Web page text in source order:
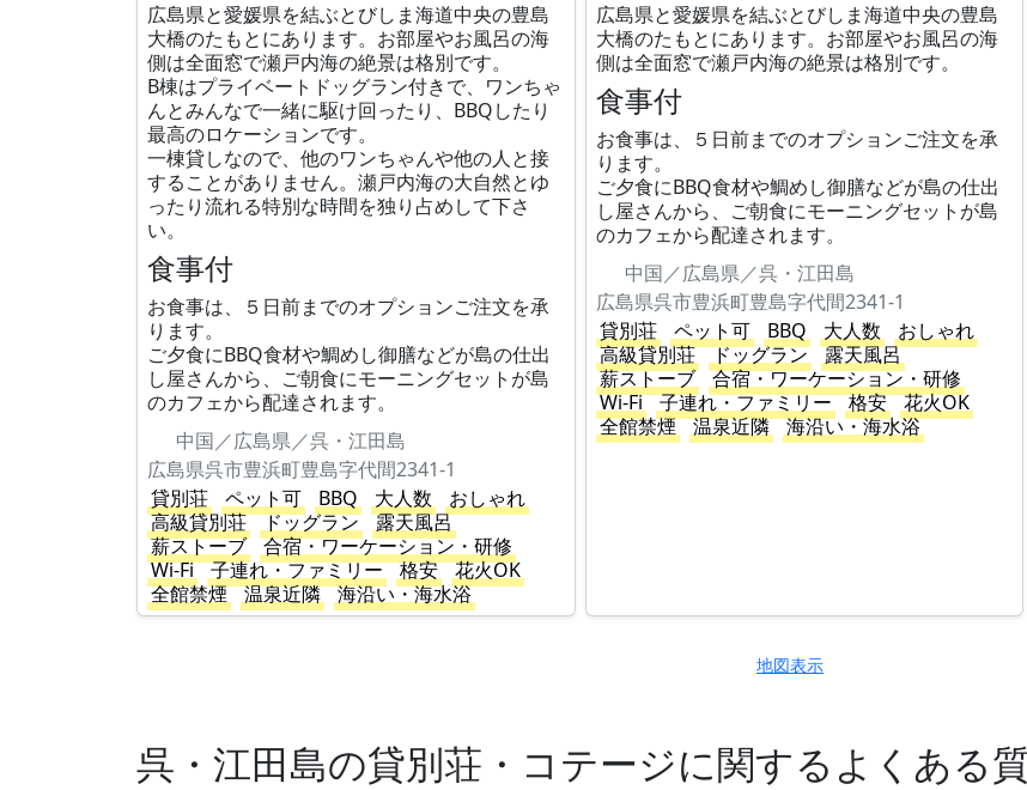
広島県と愛媛県を結ぶとびしま海道中央の豊島
大橋のたもとにあります。お部屋やお風呂の海
側は全面窓で瀬戸内海の絶景は格別です。
B棟はプライベートドッグラン付きで、ワンちゃ
んとみんなで一緒に駆け回ったり、BBQしたり
最高のロケーションです。
一棟貸しなので、他のワンちゃんや他の人と接
することがありません。瀬戸内海の大自然とゆ
ったり流れる特別な時間を独り占めして下さ
い。
食事付
お食事は、５日前までのオプションご注文を承
ります。
ご夕食にBBQ食材や鯛めし御膳などが島の仕出
し屋さんから、ご朝食にモーニングセットが島
のカフェから配達されます。
中国／広島県／呉・江田島
広島県呉市豊浜町豊島字代間2341-1
貸別荘
ペット可 BBQ 大人数
おしゃれ
高級貸別荘
ドッグラン
露天風呂
薪ストーブ
合宿・ワーケーション・研修
Wi-Fi
子連れ・ファミリー 格安
花火OK
全館禁煙
温泉近隣 海沿い・海水浴
広島県と愛媛県を結ぶとびしま海道中央の豊島
大橋のたもとにあります。お部屋やお風呂の海
側は全面窓で瀬戸内海の絶景は格別です。
食事付
お食事は、５日前までのオプションご注文を承
ります。
ご夕食にBBQ食材や鯛めし御膳などが島の仕出
し屋さんから、ご朝食にモーニングセットが島
のカフェから配達されます。
中国／広島県／呉・江田島
広島県呉市豊浜町豊島字代間2341-1
貸別荘
ペット可 BBQ 大人数
おしゃれ
高級貸別荘
ドッグラン
露天風呂
薪ストーブ
合宿・ワーケーション・研修
Wi-Fi
子連れ・ファミリー 格安
花火OK
全館禁煙
温泉近隣 海沿い・海水浴
地図表示
呉・江田島の貸別荘・コテージに関するよくある